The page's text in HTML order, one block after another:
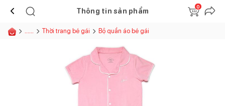
Thông tin sản phẩm
0
...... Thời trang bé gái Bộ quần áo bé gái